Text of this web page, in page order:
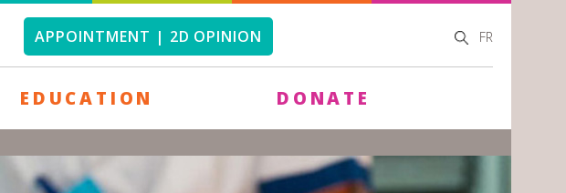
APPOINTMENT | 2D OPINION SEARCH
FORM
SEARCH
FR
EDUCATION DONATE